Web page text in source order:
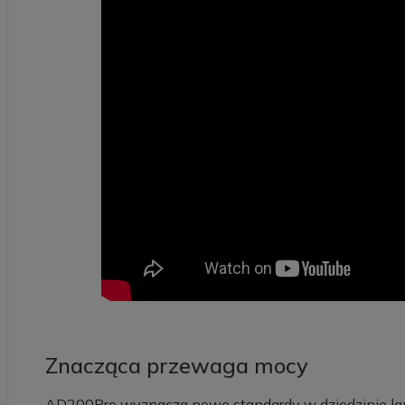
Znacząca przewaga mocy